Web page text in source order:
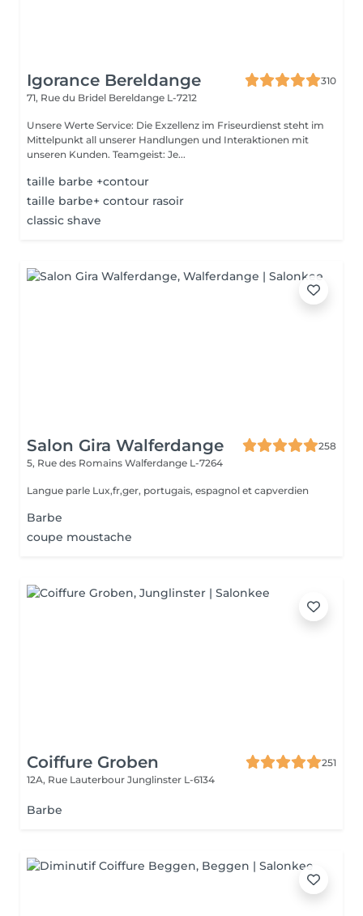
Igorance Bereldange
310
71, Rue du Bridel Bereldange L-7212
Unsere Werte Service: Die Exzellenz im Friseurdienst steht im
Mittelpunkt all unserer Handlungen und Interaktionen mit
unseren Kunden. Teamgeist: Je...
taille barbe +contour
taille barbe+ contour rasoir
classic shave
Salon Gira Walferdange
258
5, Rue des Romains Walferdange L-7264
Langue parle Lux,fr,ger, portugais, espagnol et capverdien
Barbe
coupe moustache
Coiffure Groben
251
12A, Rue Lauterbour Junglinster L-6134
Barbe